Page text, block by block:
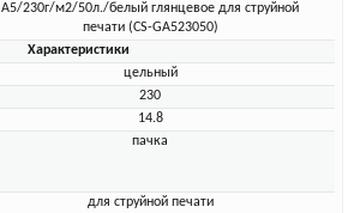
A5/230г/м2/50л./белый глянцевое для струйной
печати (CS-GA523050)
Характеристики
цельный
230
14.8
пачка
для струйной печати